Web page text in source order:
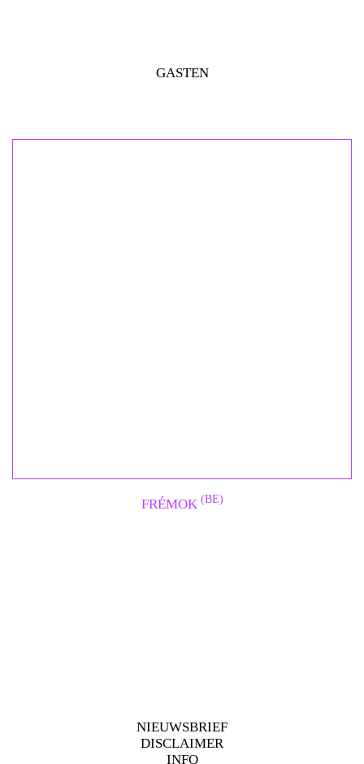
GASTEN
FRÉMOK (BE)
NIEUWSBRIEF
DISCLAIMER
INFO